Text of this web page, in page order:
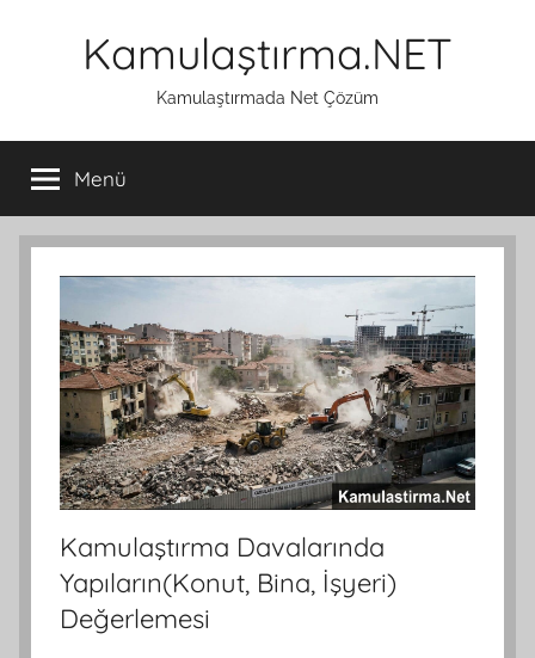
Kamulaştırma.NET
Kamulaştırmada Net Çözüm
Menü
Kamulaştırma Davalarında
Yapıların(Konut, Bina, İşyeri)
Değerlemesi